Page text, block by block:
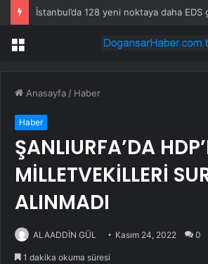
İstanbul’da 128 yeni noktaya daha EDS
Menü
Anasayfa / Haber
Haber
ŞANLIURFA’DA
MİLLETVEKİLLERİ
ALINMADI
ALAADDİN GÜL Kasım 24, 2022 0
1 dakika okuma süresi